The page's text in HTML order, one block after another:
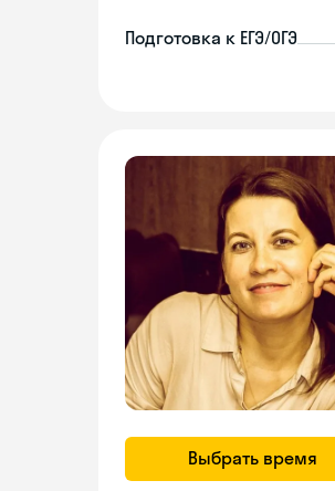
Подготовка к ЕГЭ/ОГЭ
Выбрать время